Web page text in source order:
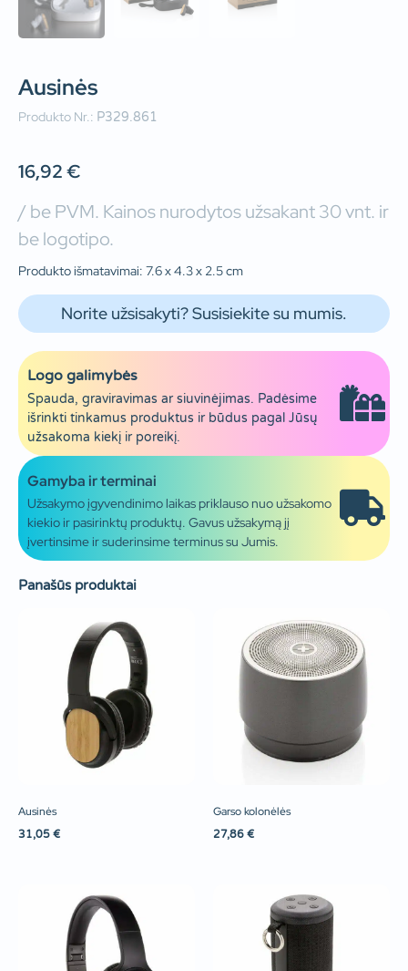
Ausinės
Produkto Nr.: P329.861
16,92€
/ be PVM. Kainos nurodytos užsakant 30 vnt. ir
be logotipo.
Produkto išmatavimai: 7.6 x 4.3 x 2.5 cm
Norite užsisakyti? Susisiekite su mumis.
Logo galimybės
Spauda, graviravimas ar siuvinėjimas. Padėsime
išrinkti tinkamus produktus ir būdus pagal Jūsų
užsakoma kiekį ir poreikį.
Gamyba ir terminai
Užsakymo įgyvendinimo laikas priklauso nuo užsakomo
kiekio ir pasirinktų produktų. Gavus užsakymą jį
įvertinsime ir suderinsime terminus su Jumis.
Panašūs produktai
Ausinės
31,05 €
Garso kolonėlės
27,86 €